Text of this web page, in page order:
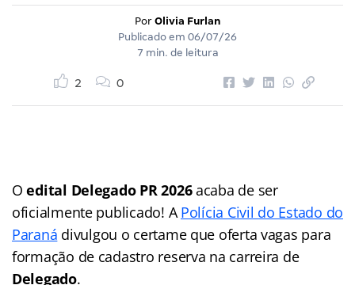
Por Olivia Furlan
Publicado em 06/07/26
7 min. de leitura
2 0
Oedital Delegado PR 2026acaba de ser
oficialmente publicado! APolícia Civil do Estado do
Paraná divulgou o certame que oferta vagas para
formação de cadastro reserva na carreira de
Delegado.